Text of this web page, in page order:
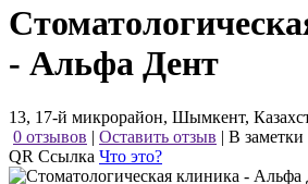
- Альфа Дент
13, 17-й микрорайон, Шымкент,
0 отзывов | Оставить отзыв | В заметки
QR Ссылка Что это?